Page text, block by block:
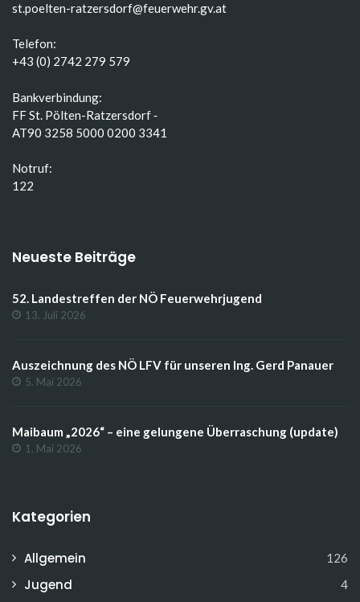
st.poelten-ratzersdorf@feuerwehr.gv.at
Telefon:
+43 (0) 2742 279 579
Bankverbindung:
FF St. Pölten-Ratzersdorf ‑
AT90 3258 5000 0200 3341
Notruf:
122
Neueste Beiträge
52. Landestreffen der NÖ Feuerwehrjugend
13. Juli 2026
Auszeichnung des NÖ LFV für unseren Ing. Gerd Panauer
5. Mai 2026
Maibaum „2026“ – eine gelungene Überraschung (update)
1. Mai 2026
Kategorien
Allgemein 126
Jugend 4